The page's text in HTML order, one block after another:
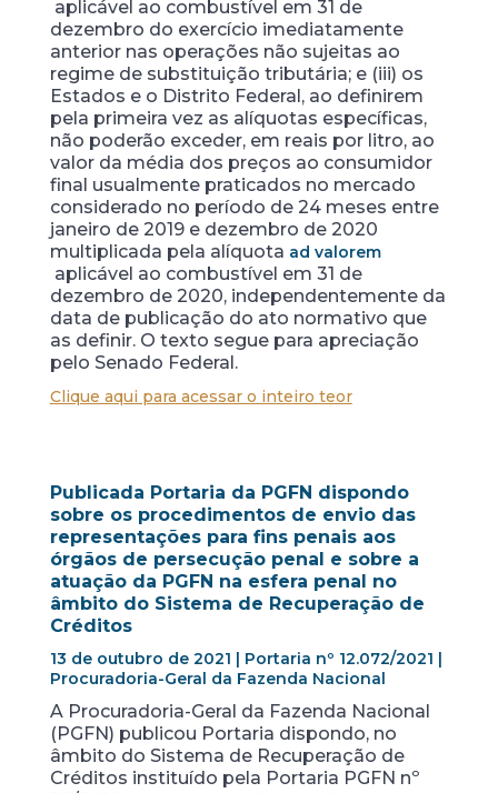
aplicável ao combustível em 31 de
dezembro do exercício imediatamente
anterior nas operações não sujeitas ao
regime de substituição tributária; e (iii) os
Estados e o Distrito Federal, ao definirem
pela primeira vez as alíquotas específicas,
não poderão exceder, em reais por litro, ao
valor da média dos preços ao consumidor
final usualmente praticados no mercado
considerado no período de 24 meses entre
janeiro de 2019 e dezembro de 2020
multiplicada pela alíquota ad valorem
aplicável ao combustível em 31 de
dezembro de 2020, independentemente da
data de publicação do ato normativo que
as definir. O texto segue para apreciação
pelo Senado Federal.
Clique aqui para acessar o inteiro teor
Publicada Portaria da PGFN dispondo
sobre os procedimentos de envio das
representações para fins penais aos
órgãos de persecução penal e sobre a
atuação da PGFN na esfera penal no
âmbito do Sistema de Recuperação de
Créditos
13 de outubro de 2021 | Portaria nº 12.072/2021 |
Procuradoria-Geral da Fazenda Nacional
A Procuradoria-Geral da Fazenda Nacional
(PGFN) publicou Portaria dispondo, no
âmbito do Sistema de Recuperação de
Créditos instituído pela Portaria PGFN nº